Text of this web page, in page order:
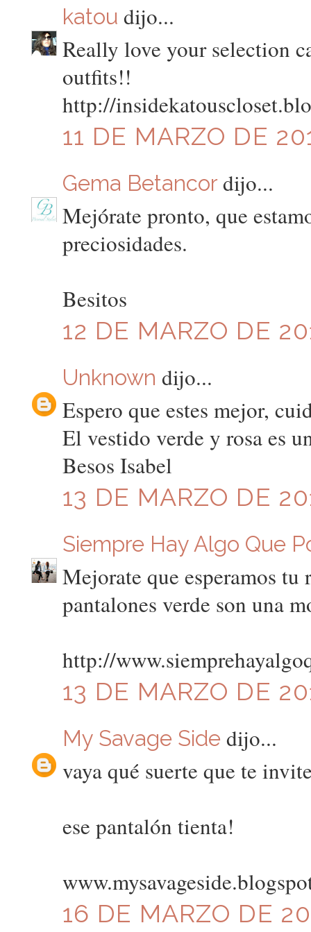
katou dijo...
Really love your selection
outfits!!
http://
11 DE MARZO DE
Gema Betancor dijo...
Mejórate pronto, que
preciosidades.
Besitos
12 DE MARZO DE
Unknown dijo...
Espero que estes mejor,
El vestido verde y rosa es
Besos Isabel
13 DE MARZO DE
Siempre Hay Algo Que
Mejorate que esperamos
pantalones verde son una
http://
13 DE MARZO DE
My Savage Side dijo...
vaya qué suerte que te
ese pantalón tienta!
16 DE MARZO DE